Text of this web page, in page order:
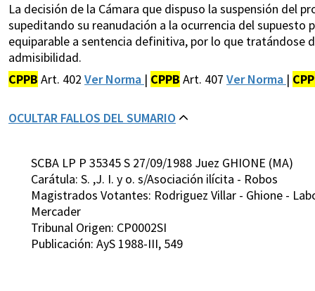
La decisión de la Cámara que dispuso la suspensión del
supeditando su reanudación a la ocurrencia del supuesto
equiparable a sentencia definitiva, por lo que tratándose
admisibilidad.
CPPB Art. 402 Ver Norma | CPPB Art. 407 Ver Norma |
OCULTAR FALLOS DEL SUMARIO
SCBA LP P 35345 S 27/09/1988 Juez GHIONE (MA)
Carátula: S. ,J. I. y o. s/Asociación ilícita - Robos
Magistrados Votantes: Rodriguez Villar - Ghione -
Mercader
Tribunal Origen: CP0002SI
Publicación: AyS 1988-III, 549